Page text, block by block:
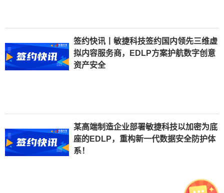
签约快讯丨敏捷科技签约国内领先三维虚
拟内容服务商，EDLP方案护航数字创意
资产安全
某高端制造企业部署敏捷科技以加密为底
座的EDLP，重构新一代数据安全防护体
系！